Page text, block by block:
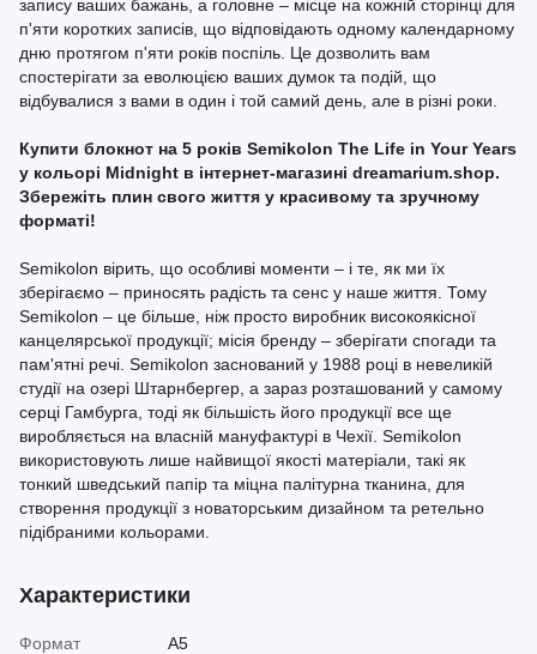
запису ваших бажань, а головне – місце на кожній сторінці для
п'яти коротких записів, що відповідають одному календарному
дню протягом п'яти років поспіль. Це дозволить вам
спостерігати за еволюцією ваших думок та подій, що
відбувалися з вами в один і той самий день, але в різні роки.
Купити блокнот на 5 років Semikolon The Life in Your Years
у кольорі Midnight в інтернет-магазині dreamarium.shop.
Збережіть плин свого життя у красивому та зручному
форматі!
Semikolon вірить, що особливі моменти – і те, як ми їх
зберігаємо – приносять радість та сенс у наше життя. Тому
Semikolon – це більше, ніж просто виробник високоякісної
канцелярської продукції; місія бренду – зберігати спогади та
пам'ятні речі. Semikolon заснований у 1988 році в невеликій
студії на озері Штарнбергер, а зараз розташований у самому
серці Гамбурга, тоді як більшість його продукції все ще
виробляється на власній мануфактурі в Чехії. Semikolon
використовують лише найвищої якості матеріали, такі як
тонкий шведський папір та міцна палітурна тканина, для
створення продукції з новаторським дизайном та ретельно
підібраними кольорами.
Характеристики
Формат
A5